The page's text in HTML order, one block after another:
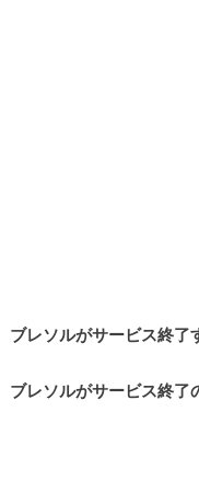
ブレソルがサービス終了
ブレソルがサービス終了